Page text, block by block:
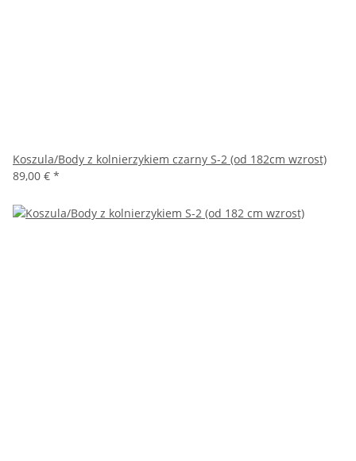
Koszula/Body z kolnierzykiem czarny S-2 (od 182cm wzrost)
89,00 € *